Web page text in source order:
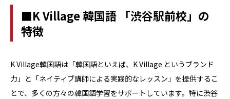
■K Village 韓国語 「渋谷駅前校」の
特徴
K Village韓国語は「韓国語といえば、K Village というブランド
力」と「ネイティブ講師による実践的なレッスン」を提供するこ
とで、多くの方々の韓国語学習をサポートしています。特に渋谷